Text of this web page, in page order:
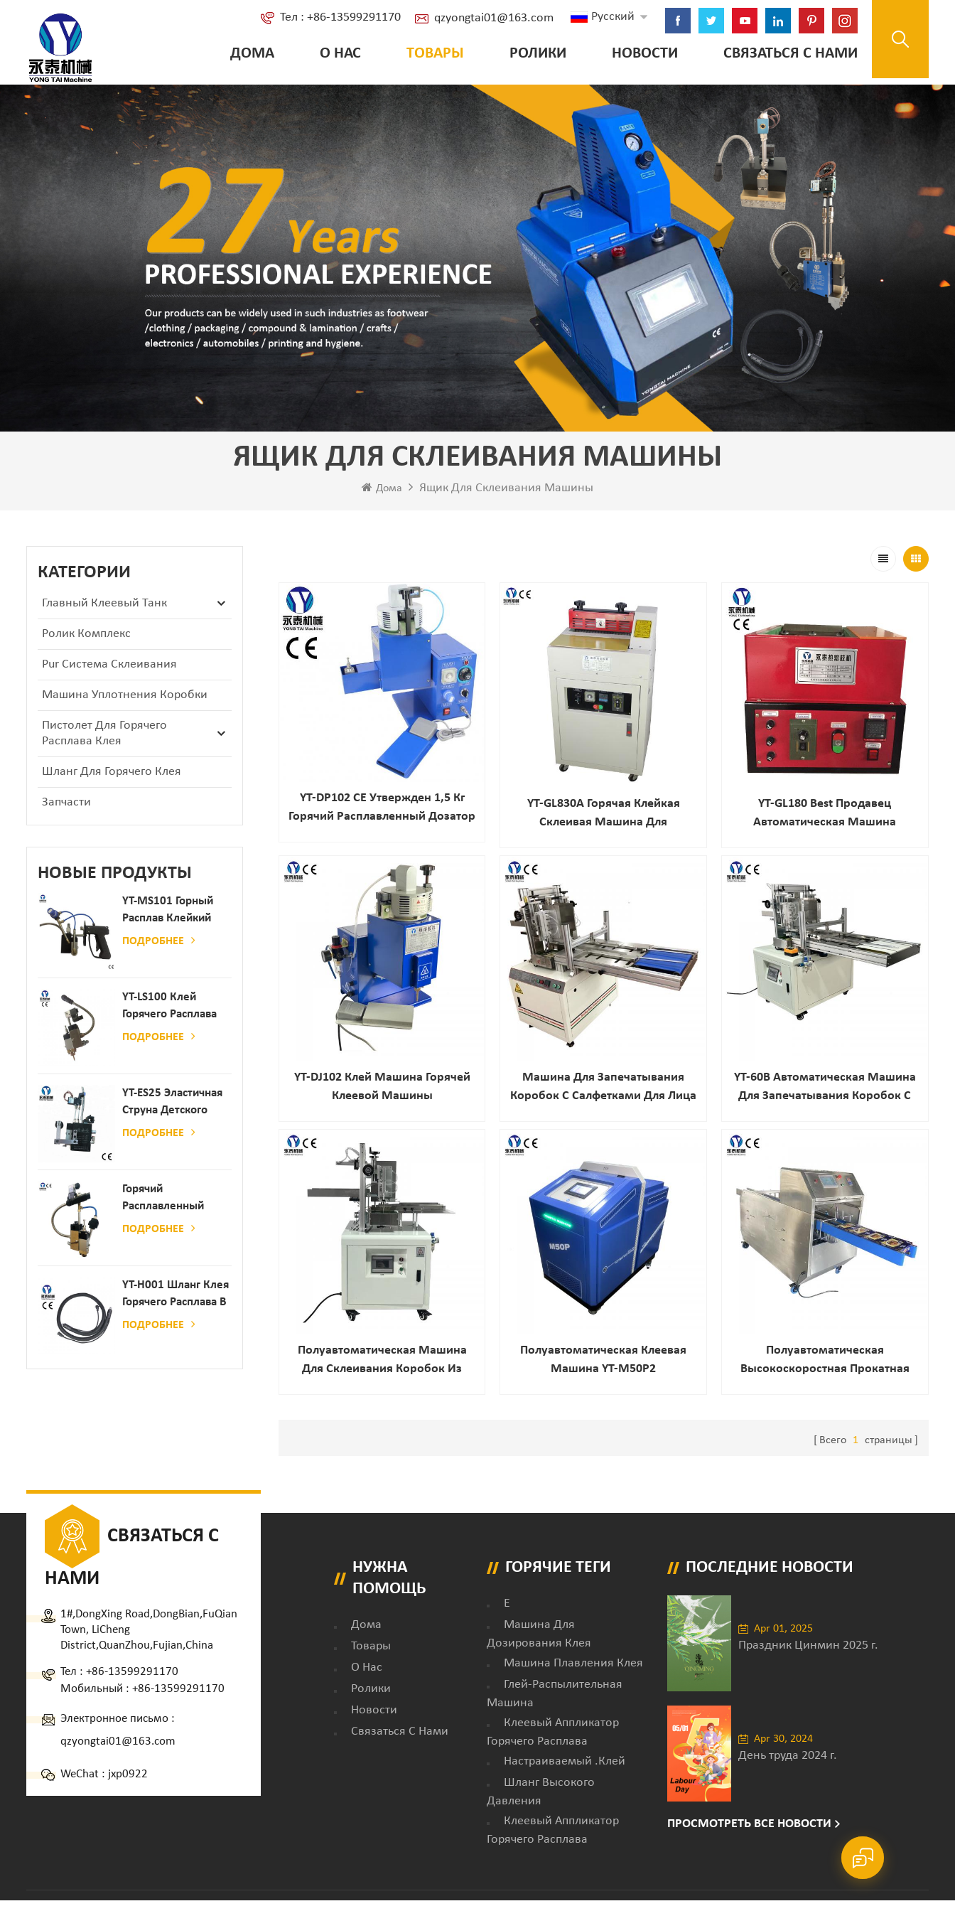
Русский
Тел : +86-13599291170 qzyongtai01@163.com
ДОМА О НАС ТОВАРЫ РОЛИКИ НОВОСТИ СВЯЗАТЬСЯ С НАМИ
ЯЩИК ДЛЯ СКЛЕИВАНИЯ МАШИНЫ
Дома Ящик Для Склеивания Машины
КАТЕГОРИИ
Главный Клеевый Танк
Ролик Комплекс
Pur Система Склеивания
Машина Уплотнения Коробки
Пистолет Для Горячего
Расплава Клея
Шланг Для Горячего Клея
Запчасти
НОВЫЕ ПРОДУКТЫ
YT-MS101 Горный
Расплав Клейкий
Распылительный
ПОДРОБНЕЕ
YT-LS100 Клей
Горячего Расплава
Клея
ПОДРОБНЕЕ
YT-ES25 Эластичная
Струна Детского
Пеленки
ПОДРОБНЕЕ
Горячий
Расплавленный
Клей
ПОДРОБНЕЕ
YT-H001 Шланг Клея
Горячего Расплава В
Сочетании С
ПОДРОБНЕЕ
YT-DP102 CE Утвержден 1,5 Кг
Горячий Расплавленный Дозатор
YT-GL830A Горячая Клейкая
Склеивая Машина Для
YT-GL180 Best Продавец
Автоматическая Машина
YT-DJ102 Клей Машина Горячей
Клеевой Машины
Машина Для Запечатывания
Коробок С Салфетками Для Лица
YT-60B Автоматическая Машина
Для Запечатывания Коробок С
Полуавтоматическая Машина
Для Склеивания Коробок Из
Полуавтоматическая Клеевая
Машина YT-M50P2
Полуавтоматическая
Высокоскоростная Прокатная
Всего 1 страницы
СВЯЗАТЬСЯ С
НАМИ
1#,DongXing Road,DongBian,FuQian
Town, LiCheng
District,QuanZhou,Fujian,China
Тел : +86-13599291170
Мобильный : +86-13599291170
Электронное письмо :
qzyongtai01@163.com
WeChat : jxp0922
НУЖНА
ПОМОЩЬ
Дома
Товары
О Нас
Ролики
Новости
Связаться С Нами
ГОРЯЧИЕ ТЕГИ
E
Машина Для
Дозирования Клея
Машина Плавления Клея
Глей-Распылительная
Машина
Клеевый Аппликатор
Горячего Расплава
Настраиваемый .клей
Шланг Высокого
Давления
Клеевый Аппликатор
Горячего Расплава
ПОСЛЕДНИЕ НОВОСТИ
Apr 01, 2025
Праздник Цинмин 2025 г.
Apr 30, 2024
День труда 2024 г.
ПРОСМОТРЕТЬ ВСЕ НОВОСТИ